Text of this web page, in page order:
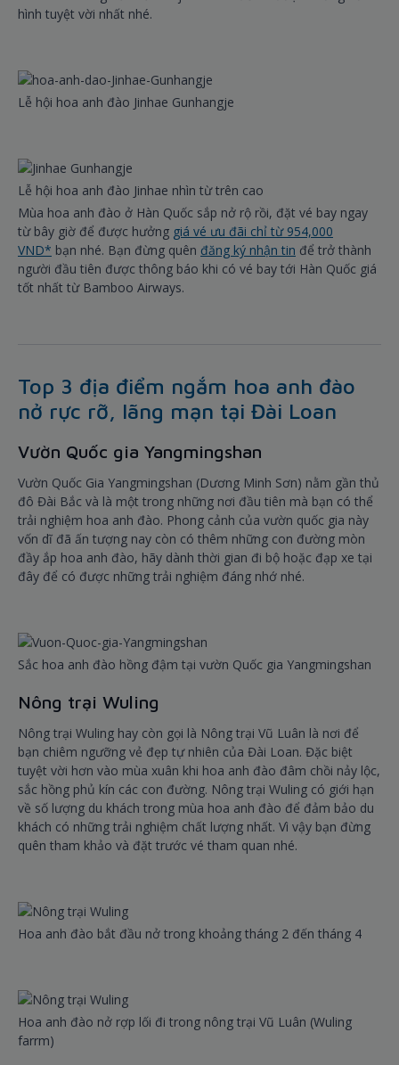
hình tuyệt vời nhất nhé.
Lễ hội hoa anh đào Jinhae Gunhangje
Lễ hội hoa anh đào Jinhae nhìn từ trên cao
Mùa hoa anh đào ở Hàn Quốc sắp nở rộ rồi, đặt vé bay ngay
từ bây giờ để được hưởng giá vé ưu đãi chỉ từ 954,000
VND* bạn nhé. Bạn đừng quên đăng ký nhận tin để trở thành
người đầu tiên được thông báo khi có vé bay tới Hàn Quốc giá
tốt nhất từ Bamboo Airways.
Top 3 địa điểm ngắm hoa anh đào
nở rực rỡ, lãng mạn tại Đài Loan
Vườn Quốc gia Yangmingshan
Vườn Quốc Gia Yangmingshan (Dương Minh Sơn) nằm gần thủ
đô Đài Bắc và là một trong những nơi đầu tiên mà bạn có thể
trải nghiệm hoa anh đào. Phong cảnh của vườn quốc gia này
vốn dĩ đã ấn tượng nay còn có thêm những con đường mòn
đầy ắp hoa anh đào, hãy dành thời gian đi bộ hoặc đạp xe tại
đây để có được những trải nghiệm đáng nhớ nhé.
Sắc hoa anh đào hồng đậm tại vườn Quốc gia Yangmingshan
Nông trại Wuling
Nông trại Wuling hay còn gọi là Nông trại Vũ Luân là nơi để
bạn chiêm ngưỡng vẻ đẹp tự nhiên của Đài Loan. Đặc biệt
tuyệt vời hơn vào mùa xuân khi hoa anh đào đâm chồi nảy lộc,
sắc hồng phủ kín các con đường. Nông trại Wuling có giới hạn
về số lượng du khách trong mùa hoa anh đào để đảm bảo du
khách có những trải nghiệm chất lượng nhất. Vì vậy bạn đừng
quên tham khảo và đặt trước vé tham quan nhé.
Hoa anh đào bắt đầu nở trong khoảng tháng 2 đến tháng 4
Hoa anh đào nở rợp lối đi trong nông trại Vũ Luân (Wuling
farrm)